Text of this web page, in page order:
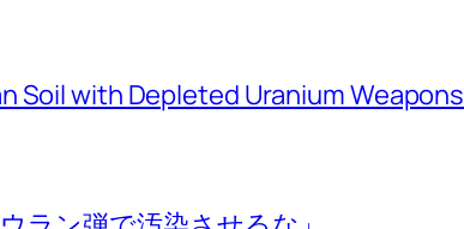
Soil with Depleted Uranium Weapons